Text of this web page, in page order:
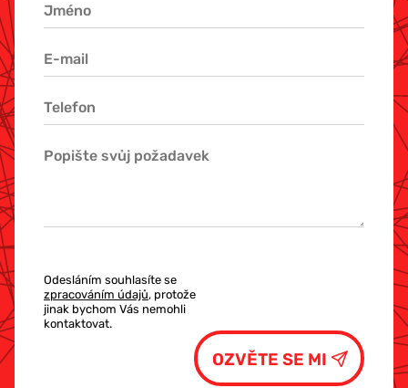
Odesláním souhlasíte se
zpracováním údajů, protože
jinak bychom Vás nemohli
kontaktovat.